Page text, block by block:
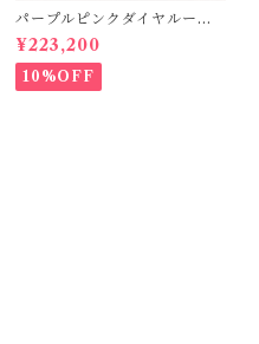
パープルピンクダイヤルース
【0.166ct】PRO204575
¥223,200
10%OFF